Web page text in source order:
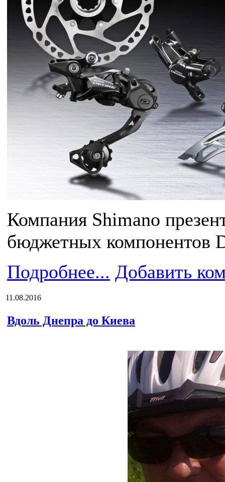
Компания Shimano
бюджетных компонентов
Подробнее... Добавить
11.08.2016
Вдоль Днепра до Киева